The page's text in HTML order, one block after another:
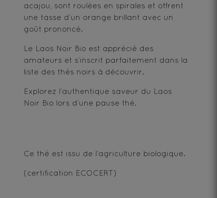
acajou, sont roulées en spirales et offrent
une tasse d’un orange brillant avec un
goût prononcé.
Le Laos Noir Bio est apprécié des
amateurs et s’inscrit parfaitement dans la
liste des thés noirs à découvrir.
Explorez l’authentique saveur du Laos
Noir Bio lors d’une pause thé.
Ce thé est issu de l’agriculture biologique.
(certification ECOCERT)